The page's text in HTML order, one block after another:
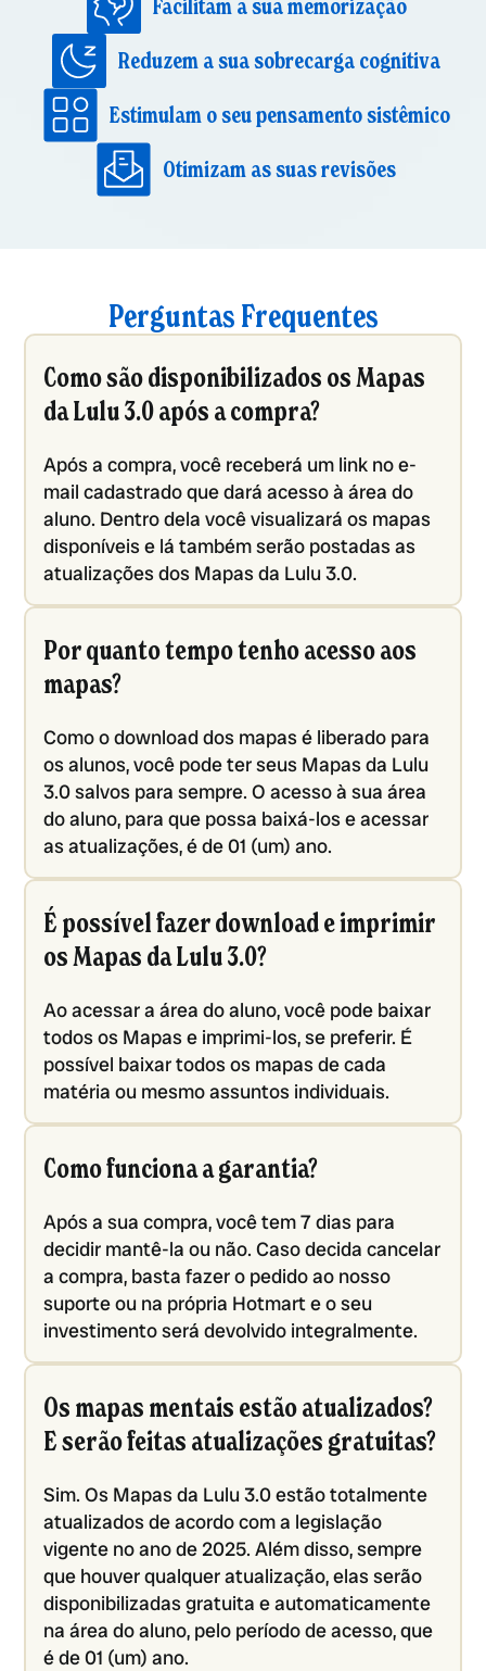
Facilitam a sua memorização
Reduzem a sua sobrecarga cognitiva
Estimulam o seu pensamento sistêmico
Otimizam as suas revisões
Perguntas Frequentes
Como são disponibilizados os Mapas
da Lulu 3.0 após a compra?
Após a compra, você receberá um link no e-
mail cadastrado que dará acesso à área do
aluno. Dentro dela você visualizará os mapas
disponíveis e lá também serão postadas as
atualizações dos Mapas da Lulu 3.0.
Por quanto tempo tenho acesso aos
mapas?
Como o download dos mapas é liberado para
os alunos, você pode ter seus Mapas da Lulu
3.0 salvos para sempre. O acesso à sua área
do aluno, para que possa baixá-los e acessar
as atualizações, é de 01 (um) ano.
É possível fazer download e imprimir
os Mapas da Lulu 3.0?
Ao acessar a área do aluno, você pode baixar
todos os Mapas e imprimi-los, se preferir. É
possível baixar todos os mapas de cada
matéria ou mesmo assuntos individuais.
Como funciona a garantia?
Após a sua compra, você tem 7 dias para
decidir mantê-la ou não. Caso decida cancelar
a compra, basta fazer o pedido ao nosso
suporte ou na própria Hotmart e o seu
investimento será devolvido integralmente.
Os mapas mentais estão atualizados?
E serão feitas atualizações gratuitas?
Sim. Os Mapas da Lulu 3.0 estão totalmente
atualizados de acordo com a legislação
vigente no ano de 2025. Além disso, sempre
que houver qualquer atualização, elas serão
disponibilizadas gratuita e automaticamente
na área do aluno, pelo período de acesso, que
é de 01 (um) ano.